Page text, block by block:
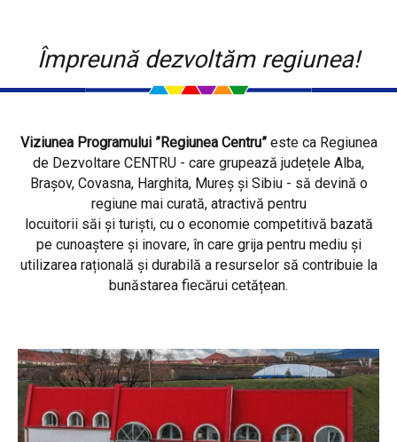
Împreună dezvoltăm regiunea!
Viziunea Programului ”Regiunea Centru”este ca Regiunea
de Dezvoltare CENTRU - care grupează județele Alba,
Brașov, Covasna, Harghita, Mureș și Sibiu - să devină o
regiune mai curată, atractivă pentru
locuitorii săi și turiști, cu o economie competitivă bazată
pe cunoaștere și inovare, în care grija pentru mediu și
utilizarea rațională și durabilă a resurselor să contribuie la
bunăstarea fiecărui cetățean.